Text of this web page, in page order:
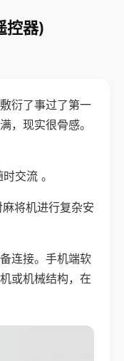
控器)
衍了事过了第一
，现实很骨感。
交流 。
将机进行复杂安
连接。手机端软
或机械结构，在